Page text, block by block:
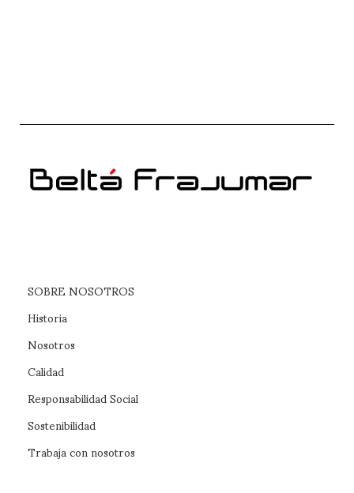
SOBRE NOSOTROS
Historia
Nosotros
Calidad
Responsabilidad Social
Sostenibilidad
Trabaja con nosotros